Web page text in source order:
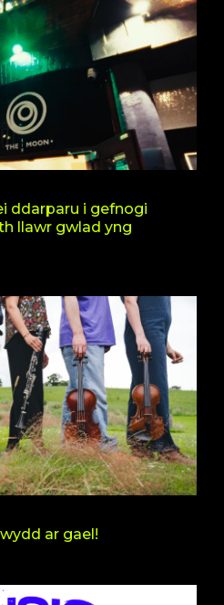
ddarparu i gefnogi
llawr gwlad yng
ar gael!